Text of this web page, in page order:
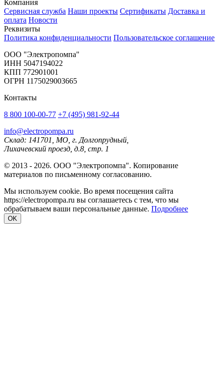
Компания
Сервисная служба Наши проекты Сертификаты Доставка и
оплата Новости
Реквизиты
Политика конфиденциальности Пользовательское соглашение
OOO "Электропомпа"
ИНН 5047194022
КПП 772901001
ОГРН 1175029003665
Контакты
8 800 100-00-77 +7 (495) 981-92-44
info@electropompa.ru
Склад: 141701, МО, г. Долгопрудный,
Лихачевский проезд, д.8, стр. 1
© 2013 - 2026. ООО "Электропомпа". Копирование
материалов по письменному согласованию.
Мы используем cookie. Во время посещения сайта
https://electropompa.ru вы соглашаетесь с тем, что мы
обрабатываем ваши персональные данные. Подробнее
OK